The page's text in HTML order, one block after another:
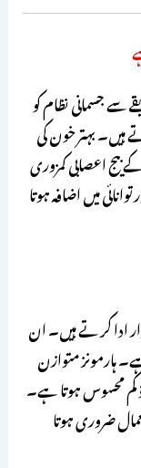
سے جسمانی نظام کو
ہیں۔ بہتر خون کی
اعصابی کمزوری
میں اضافہ ہوتا
ادا کرتے ہیں۔ ان
ہارمونز متوازن
کم محسوس ہوتا ہے۔
ضروری ہوتا